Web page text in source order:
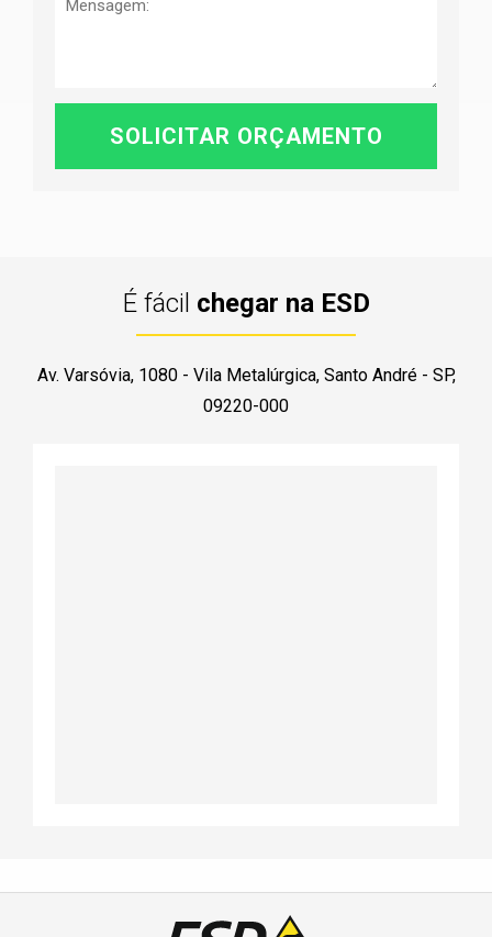
É fácil chegar na ESD
Av. Varsóvia, 1080 - Vila Metalúrgica, Santo André - SP,
09220-000